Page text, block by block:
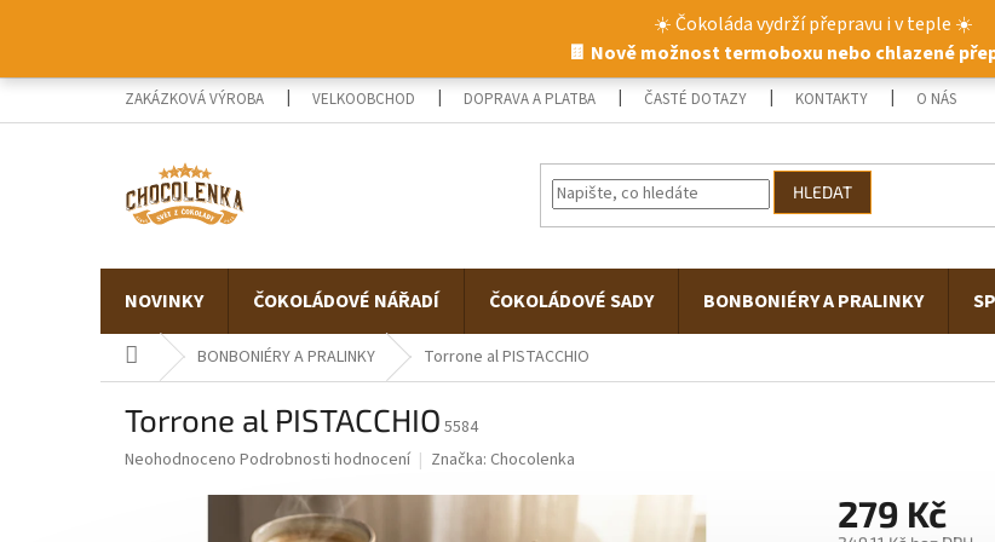
☀️ Čokoláda vydrží přepravu i v teple ☀️
🍫 Nově možnost termoboxu nebo chlazené
ZAKÁZKOVÁ VÝROBA VELKOOBCHOD DOPRAVA A PLATBA ČASTÉ DOTAZY KONTAKTY O NÁS
HLEDAT
NOVINKY ČOKOLÁDOVÉ NÁŘADÍ ČOKOLÁDOVÉ SADY BONBONIÉRY A PRALINKY
Domů BONBONIÉRY A PRALINKY Torrone al PISTACCHIO
Torrone al PISTACCHIO 5584
Průměrné
Neohodnoceno Podrobnosti hodnocení Značka: Chocolenka
279 Kč